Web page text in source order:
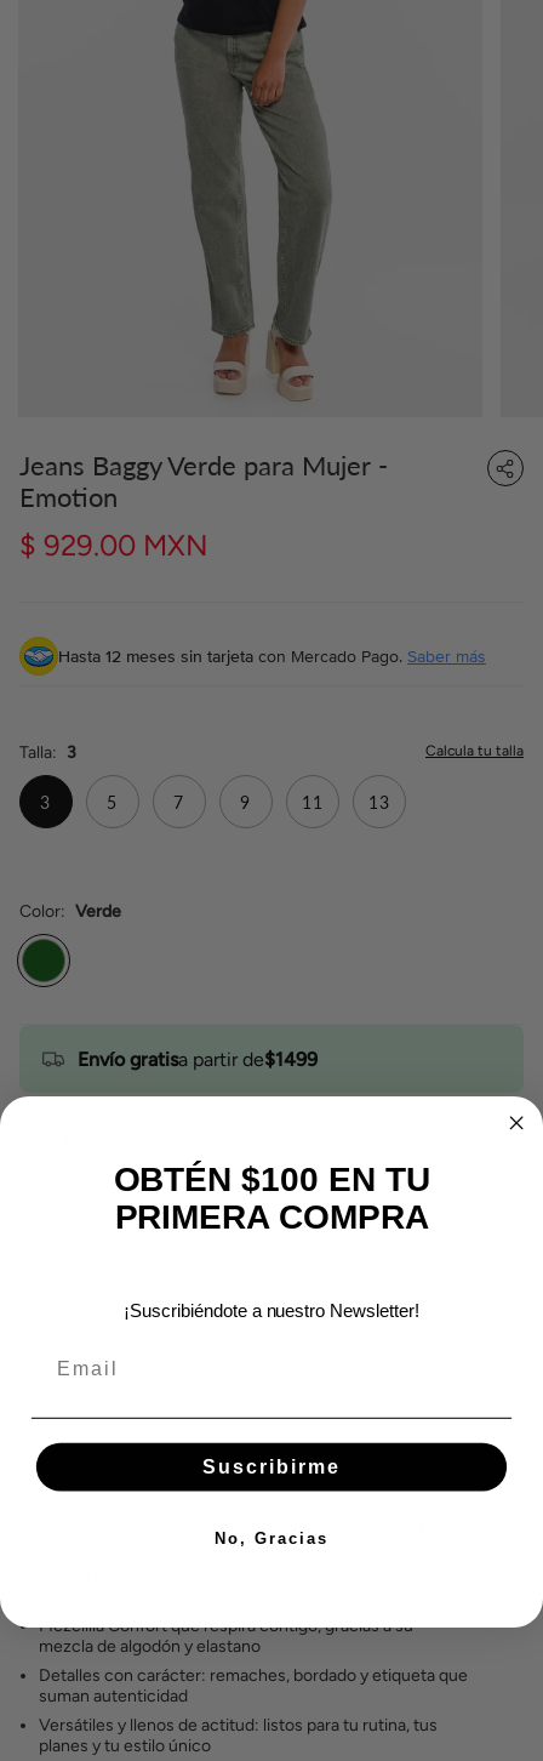
Jeans Baggy Verde para Mujer -
Emotion
$ 929.00 MXN
Hasta 12 meses sin tarjeta con Mercado Pago. Saber más
Color Verde
Verde
Talla 3
3 5 7 9 11 13
Envío gratisa partir de$1499
Este no es solo otro jeans; es tu aliado para caminar con
equilibrio perfecto entre comodidad, movimiento y estilo
Confeccionados en una
los bolsillos delanteros, bordado en los traseros y etiqueta
en la pretina sintética elevan esta prenda a una pieza llena
de personalidad y distinción Oggi.
a acompañar todos los días:
Mezclilla Confort que respira contigo, gracias a su
mezcla de algodón y elastano
Detalles con carácter: remaches, bordado y etiqueta que
suman autenticidad
Versátiles y llenos de actitud: listos para tu rutina, tus
planes y tu estilo único
OBTÉN $100 EN TU
PRIMERA COMPRA
¡Suscribiéndote a nuestro Newsletter!
Suscribirme
No, Gracias